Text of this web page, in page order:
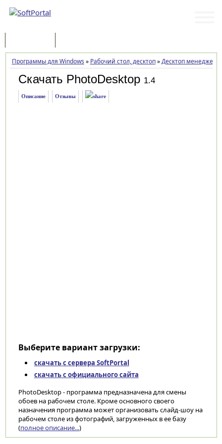
Программы для Windows » Рабочий стол, десктоп»Десктоп менеджеры
Скачать PhotoDesktop 1.4
Описание Отзывы
Выберите вариант загрузки:
скачать с сервера SoftPortal
скачать с официального сайта
PhotoDesktop - программа предназначена для смены
обоев на рабочем столе. Кроме основного своего
назначения программа может организовать слайд-шоу на
рабочем столе из фотографий, загруженных в ее базу
(полное описание...)